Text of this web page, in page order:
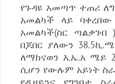
የጉዳዩ አመጣጥ ተጠሪ
አመልካች ላይ
አመልካች(ስር ጣልቃገብ
በጆበር ያለውን
ለማከናወን እ.ኤ.አ ሜይ
ሲሆን የውሉም አይነት